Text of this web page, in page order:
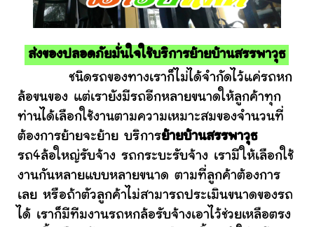
ส่งของปลอดภัยมั่นใจใช้บริการย้ายบ้านสรรพาวุธ
ชนิดรถของทางเราก็ไม่ได้จำกัดไว้แค่รถหก
ล้อขนของ แต่เรายังมีรถอีกหลายขนาดให้ลูกค้าทุก
ท่านได้เลือกใช้งานตามความเหมาะสมของจำนวนที่
ต้องการย้ายจะย้าย บริการย้ายบ้านสรรพาวุธ
รถ4ล้อใหญ่รับจ้าง รถกระบะรับจ้าง เรามีให้เลือกใช้
งานกันหลายแบบหลายขนาด ตามที่ลูกค้าต้องการ
เลย หรือถ้าตัวลูกค้าไม่สามารถประเมินขนาดของรถ
ได้ เราก็มีทีมงานรถหกล้อรับจ้างเอาไว้ช่วยเหลือตรง